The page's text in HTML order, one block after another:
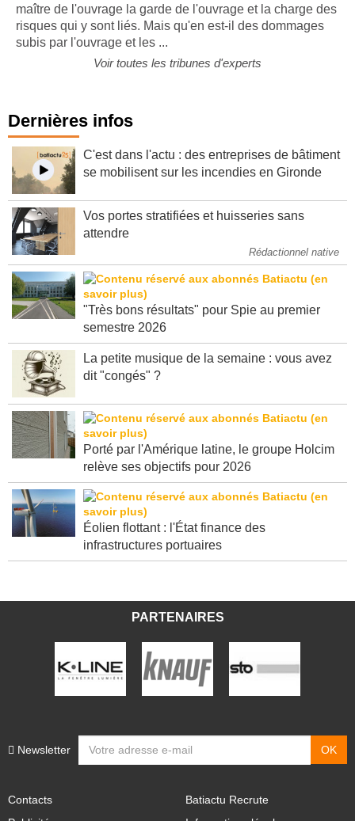
maître de l'ouvrage la garde de l'ouvrage et la charge des
risques qui y sont liés. Mais qu'en est-il des dommages
subis par l'ouvrage et les ...
Voir toutes les tribunes d'experts
Dernières infos
C'est dans l'actu : des entreprises de bâtiment
se mobilisent sur les incendies en Gironde
Vos portes stratifiées et huisseries sans
attendre
Rédactionnel native
"Très bons résultats" pour Spie au premier
semestre 2026
La petite musique de la semaine : vous avez
dit "congés" ?
Porté par l'Amérique latine, le groupe Holcim
relève ses objectifs pour 2026
Éolien flottant : l'État finance des
infrastructures portuaires
PARTENAIRES
Newsletter
Contacts
Batiactu Recrute